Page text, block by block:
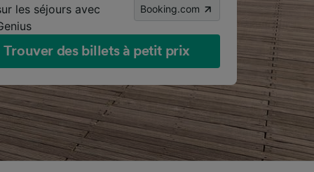
les séjours avec
Booking.com
Trouver des billets à petit prix